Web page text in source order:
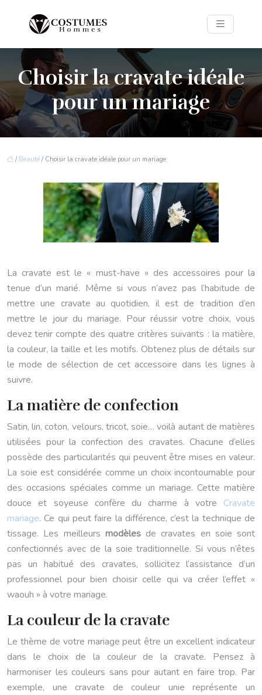
Choisir la cravate idéale
pour un mariage
/ Beauté / Choisir la cravate idéale pour un mariage
La cravate est le « must-have » des accessoires pour la
tenue d’un marié. Même si vous n’avez pas l’habitude de
mettre une cravate au quotidien, il est de tradition d’en
mettre le jour du mariage. Pour réussir votre choix, vous
devez tenir compte des quatre critères suivants : la matière,
la couleur, la taille et les motifs. Obtenez plus de détails sur
le mode de sélection de cet accessoire dans les lignes à
suivre.
La matière de confection
Satin, lin, coton, velours, tricot, soie… voilà autant de matières
utilisées pour la confection des cravates. Chacune d’elles
possède des particularités qui peuvent être mises en valeur.
La soie est considérée comme un choix incontournable pour
des occasions spéciales comme un mariage. Cette matière
douce et soyeuse confère du charme à votre Cravate
mariage. Ce qui peut faire la différence, c’est la technique de
tissage. Les meilleurs modèlesde cravates en soie sont
confectionnés avec de la soie traditionnelle. Si vous n’êtes
pas un habitué des cravates, sollicitez l’assistance d’un
professionnel pour bien choisir celle qui va créer l’effet «
waouh » à votre mariage.
La couleur de la cravate
Le thème de votre mariage peut être un excellent indicateur
dans le choix de la couleur de la cravate. Pensez à
harmoniser les couleurs sans pour autant en faire trop. Par
exemple, une cravate de couleur unie représente un